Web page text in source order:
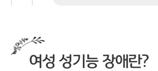
여성 성기능 장애란?